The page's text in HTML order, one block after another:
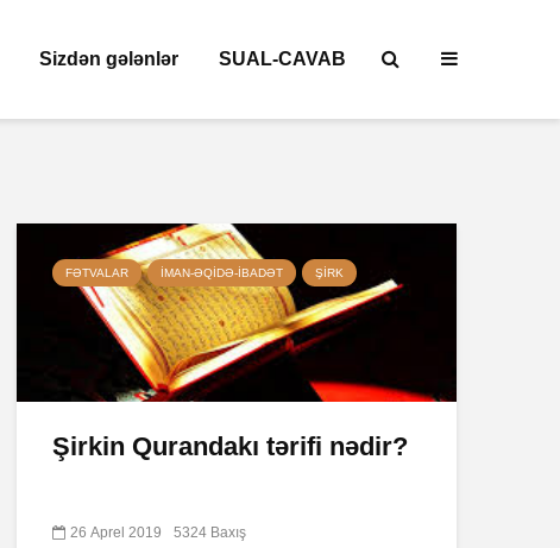
Sizdən gələnlər SUAL-CAVAB
FƏTVALAR İMAN-ƏQIDƏ-IBADƏT ŞIRK
Şirkin Qurandakı tərifi nədir?
26 Aprel 2019 5324 Baxış